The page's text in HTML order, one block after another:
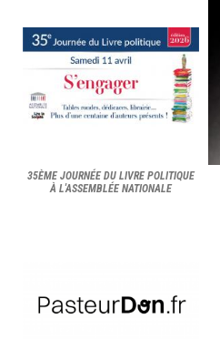
35ÈME JOURNÉE DU LIVRE POLITIQUE
À L'ASSEMBLÉE NATIONALE